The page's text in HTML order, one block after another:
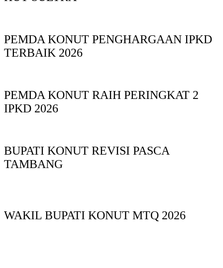
PEMDA KONUT PENGHARGAAN IPKD
TERBAIK 2026
PEMDA KONUT RAIH PERINGKAT 2
IPKD 2026
BUPATI KONUT REVISI PASCA
TAMBANG
WAKIL BUPATI KONUT MTQ 2026